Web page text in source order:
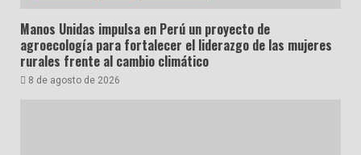
Manos Unidas impulsa en Perú un proyecto de
agroecología para fortalecer el liderazgo de las mujeres
rurales frente al cambio climático
8 de agosto de 2026